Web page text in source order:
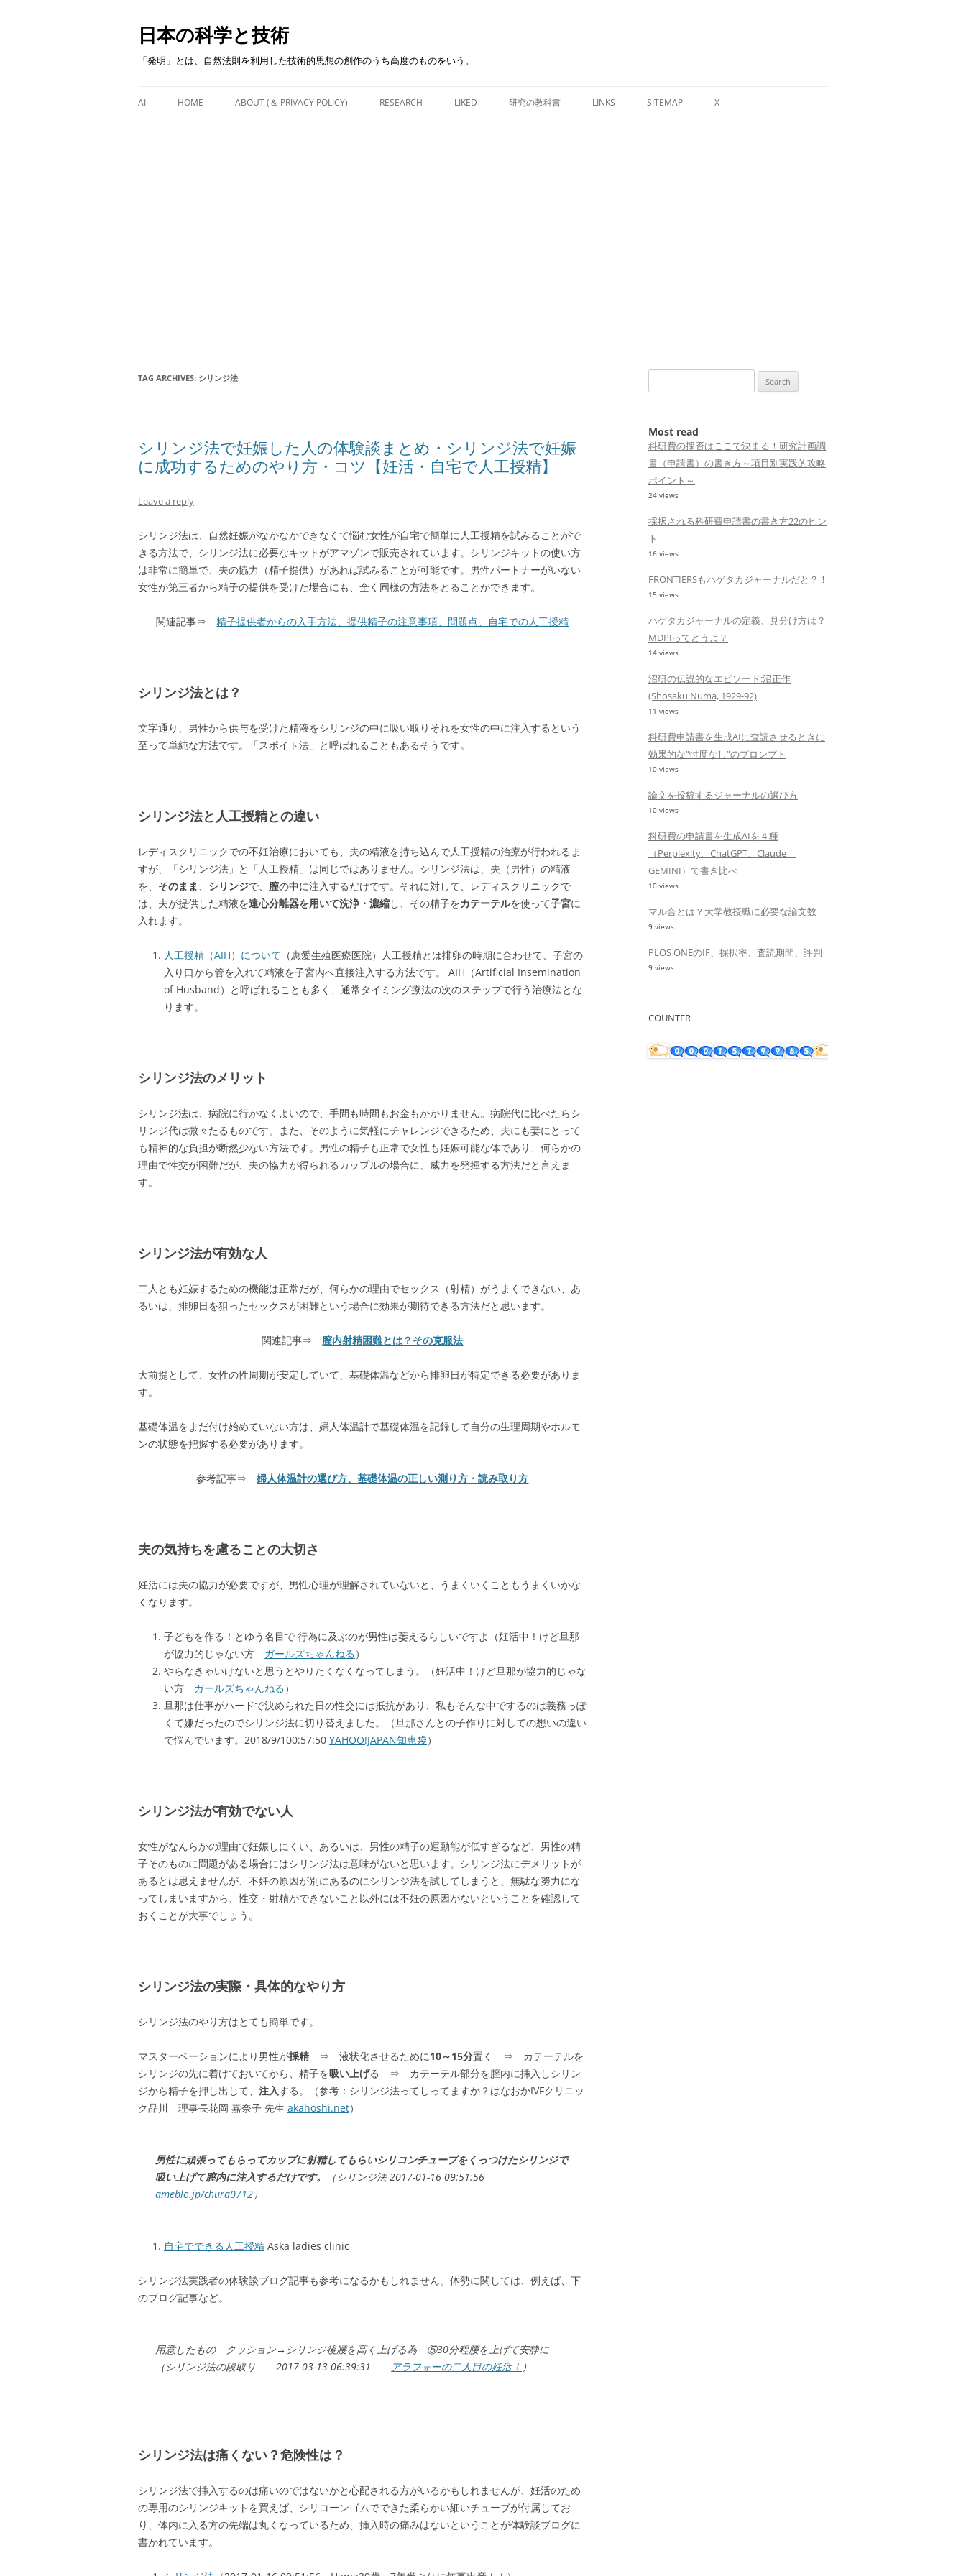
日本の科学と技術
「発明」とは、自然法則を利用した技術的思想の創作のうち高度のものをいう。
content
AI HOME ABOUT (＆ PRIVACY POLICY) RESEARCH LIKED 研究の教科書 LINKS SITEMAP X
TAG ARCHIVES: シリンジ法
シリンジ法で妊娠した人の体験談まとめ・シリンジ法で妊娠
に成功するためのやり方・コツ【妊活・自宅で人工授精】
Leave a reply
シリンジ法は、自然妊娠がなかなかできなくて悩む女性が自宅で簡単に人工授精を試みることがで
きる方法で、シリンジ法に必要なキットがアマゾンで販売されています。シリンジキットの使い方
は非常に簡単で、夫の協力（精子提供）があれば試みることが可能です。男性パートナーがいない
女性が第三者から精子の提供を受けた場合にも、全く同様の方法をとることができます。
関連記事⇒精子提供者からの入手方法、提供精子の注意事項、問題点、自宅での人工授精
シリンジ法とは？
文字通り、男性から供与を受けた精液をシリンジの中に吸い取りそれを女性の中に注入するという
至って単純な方法です。「スポイト法」と呼ばれることもあるそうです。
シリンジ法と人工授精との違い
レディスクリニックでの不妊治療においても、夫の精液を持ち込んで人工授精の治療が行われるま
すが、「シリンジ法」と「人工授精」は同じではありません。シリンジ法は、夫（男性）の精液
を、 そのまま、 シリンジで、 膣の中に注入するだけです。それに対して、レディスクリニックで
は、夫が提供した精液を遠心分離器を用いて洗浄・濃縮し、その精子をカテーテルを使って子宮に
入れます。
人工授精（AIH）について （恵愛生殖医療医院）人工授精とは排卵の時期に合わせて、子宮の
入り口から管を入れて精液を子宮内へ直接注入する方法です。 AIH（Artificial Insemination
of Husband）と呼ばれることも多く、通常タイミング療法の次のステップで行う治療法とな
ります。
シリンジ法のメリット
シリンジ法は、病院に行かなくよいので、手間も時間もお金もかかりません。病院代に比べたらシ
リンジ代は微々たるものです。また、そのように気軽にチャレンジできるため、夫にも妻にとって
も精神的な負担が断然少ない方法です。男性の精子も正常で女性も妊娠可能な体であり、何らかの
理由で性交が困難だが、夫の協力が得られるカップルの場合に、威力を発揮する方法だと言えま
す。
シリンジ法が有効な人
二人とも妊娠するための機能は正常だが、何らかの理由でセックス（射精）がうまくできない、あ
るいは、排卵日を狙ったセックスが困難という場合に効果が期待できる方法だと思います。
関連記事⇒ 膣内射精困難とは？その克服法
大前提として、女性の性周期が安定していて、基礎体温などから排卵日が特定できる必要がありま
す。
基礎体温をまだ付け始めていない方は、婦人体温計で基礎体温を記録して自分の生理周期やホルモ
ンの状態を把握する必要があります。
参考記事⇒婦人体温計の選び方、基礎体温の正しい測り方・読み取り方
夫の気持ちを慮ることの大切さ
妊活には夫の協力が必要ですが、男性心理が理解されていないと、うまくいくこともうまくいかな
くなります。
子どもを作る！とゆう名目で 行為に及ぶのが男性は萎えるらしいですよ（妊活中！けど旦那
が協力的じゃない方 ガールズちゃんねる ）
やらなきゃいけないと思うとやりたくなくなってしまう。（妊活中！けど旦那が協力的じゃな
い方 ガールズちゃんねる ）
旦那は仕事がハードで決められた日の性交には抵抗があり、私もそんな中でするのは義務っぽ
くて嫌だったのでシリンジ法に切り替えました。（旦那さんとの子作りに対しての想いの違い
で悩んでいます。2018/9/100:57:50 YAHOO!JAPAN知恵袋）
シリンジ法が有効でない人
女性がなんらかの理由で妊娠しにくい、あるいは、男性の精子の運動能が低すぎるなど、男性の精
子そのものに問題がある場合にはシリンジ法は意味がないと思います。シリンジ法にデメリットが
あるとは思えませんが、不妊の原因が別にあるのにシリンジ法を試してしまうと、無駄な努力にな
ってしまいますから、性交・射精ができないこと以外には不妊の原因がないということを確認して
おくことが大事でしょう。
シリンジ法の実際・具体的なやり方
シリンジ法のやり方はとても簡単です。
マスターベーションにより男性が採精 ⇒ 液状化させるために10～15分置く ⇒ カテーテルを
シリンジの先に着けておいてから、精子を吸い上げる ⇒ カテーテル部分を膣内に挿入しシリン
ジから精子を押し出して、 注入する。（参考：シリンジ法ってしってますか？はなおかIVFクリニッ
ク品川 理事長花岡 嘉奈子 先生 akahoshi.net）
男性に頑張ってもらってカップに射精してもらいシリコンチューブをくっつけたシリンジで
吸い上げて膣内に注入するだけです。
（シリンジ法 2017-01-16 09:51:56
ameblo.jp/chura0712）
自宅でできる人工授精 Aska ladies clinic
シリンジ法実践者の体験談ブログ記事も参考になるかもしれません。体勢に関しては、例えば、下
のブログ記事など。
用意したもの クッション→シリンジ後腰を高く上げる為 ⑤30分程腰を上げて安静に
（シリンジ法の段取り 2017-03-13 06:39:31
アラフォーの二人目の妊活！ ）
シリンジ法は痛くない？危険性は？
シリンジ法で挿入するのは痛いのではないかと心配される方がいるかもしれませんが、妊活のため
の専用のシリンジキットを買えば、シリコーンゴムでできた柔らかい細いチューブが付属してお
り、体内に入る方の先端は丸くなっているため、挿入時の痛みはないということが体験談ブログに
書かれています。
for:
Most read
科研費の採否はここで決まる！研究計画調
書（申請書）の書き方～項目別実践的攻略
ポイント～
24 views
採択される科研費申請書の書き方22のヒン
ト
16 views
FRONTIERSもハゲタカジャーナルだと？！
15 views
ハゲタカジャーナルの定義、見分け方は？
MDPIってどうよ？
14 views
沼研の伝説的なエピソード:沼正作
(Shosaku Numa, 1929-92)
11 views
科研費申請書を生成AIに査読させるときに
効果的な”忖度なし”のプロンプト
10 views
論文を投稿するジャーナルの選び方
10 views
科研費の申請書を生成AIを４種
（Perplexity、ChatGPT、Claude、
GEMINI）で書き比べ
10 views
マル合とは？大学教授職に必要な論文数
9 views
PLOS ONEのIF、採択率、査読期間、評判
9 views
COUNTER